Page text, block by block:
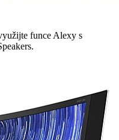
funce Alexy s